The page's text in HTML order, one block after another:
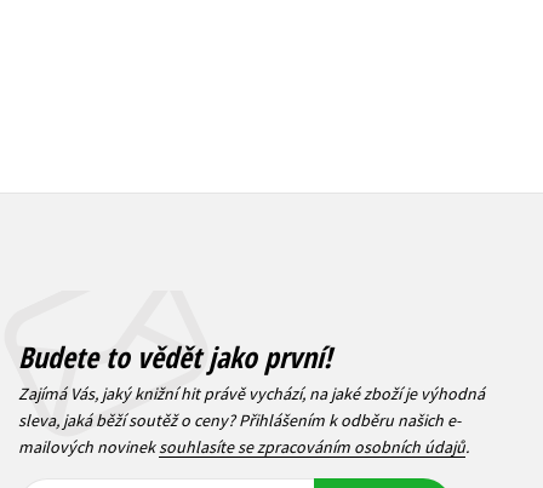
Budete to vědět jako první!
Zajímá Vás, jaký knižní hit právě vychází, na jaké zboží je výhodná
sleva, jaká běží soutěž o ceny? Přihlášením k odběru našich e-
mailových novineksouhlasíte se zpracováním osobních údajů.